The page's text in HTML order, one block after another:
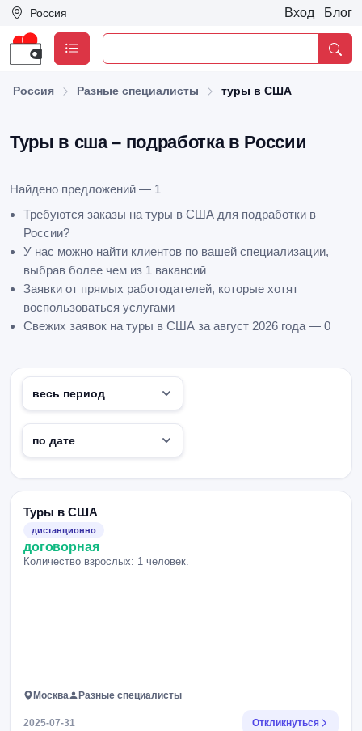
Россия Вход Блог
Россия Разные специалисты туры в США
Туры в сша – подработка в России
Найдено предложений — 1
Требуются заказы на туры в США для подработки в
России?
У нас можно найти клиентов по вашей специализации,
выбрав более чем из 1 вакансий
Заявки от прямых работодателей, которые хотят
воспользоваться услугами
Свежих заявок на туры в США за август 2026 года — 0
Туры в США
дистанционно
договорная
Количество взрослых: 1 человек.
Москва Разные специалисты
2025-07-31 Откликнуться